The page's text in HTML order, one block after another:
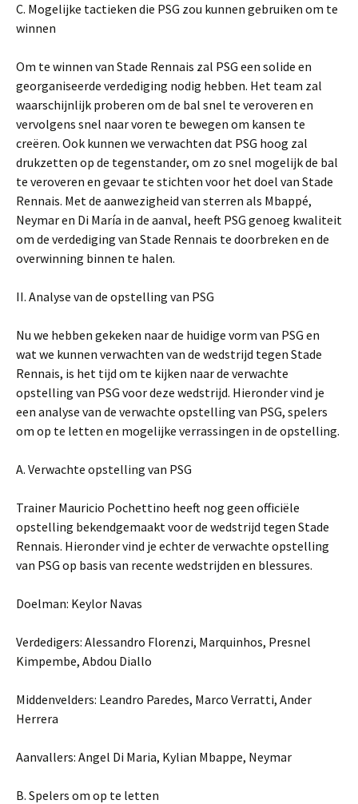
C. Mogelijke tactieken die PSG zou kunnen gebruiken om te
winnen
Om te winnen van Stade Rennais zal PSG een solide en
georganiseerde verdediging nodig hebben. Het team zal
waarschijnlijk proberen om de bal snel te veroveren en
vervolgens snel naar voren te bewegen om kansen te
creëren. Ook kunnen we verwachten dat PSG hoog zal
drukzetten op de tegenstander, om zo snel mogelijk de bal
te veroveren en gevaar te stichten voor het doel van Stade
Rennais. Met de aanwezigheid van sterren als Mbappé,
Neymar en Di María in de aanval, heeft PSG genoeg kwaliteit
om de verdediging van Stade Rennais te doorbreken en de
overwinning binnen te halen.
II. Analyse van de opstelling van PSG
Nu we hebben gekeken naar de huidige vorm van PSG en
wat we kunnen verwachten van de wedstrijd tegen Stade
Rennais, is het tijd om te kijken naar de verwachte
opstelling van PSG voor deze wedstrijd. Hieronder vind je
een analyse van de verwachte opstelling van PSG, spelers
om op te letten en mogelijke verrassingen in de opstelling.
A. Verwachte opstelling van PSG
Trainer Mauricio Pochettino heeft nog geen officiële
opstelling bekendgemaakt voor de wedstrijd tegen Stade
Rennais. Hieronder vind je echter de verwachte opstelling
van PSG op basis van recente wedstrijden en blessures.
Doelman: Keylor Navas
Verdedigers: Alessandro Florenzi, Marquinhos, Presnel
Kimpembe, Abdou Diallo
Middenvelders: Leandro Paredes, Marco Verratti, Ander
Herrera
Aanvallers: Angel Di Maria, Kylian Mbappe, Neymar
B. Spelers om op te letten